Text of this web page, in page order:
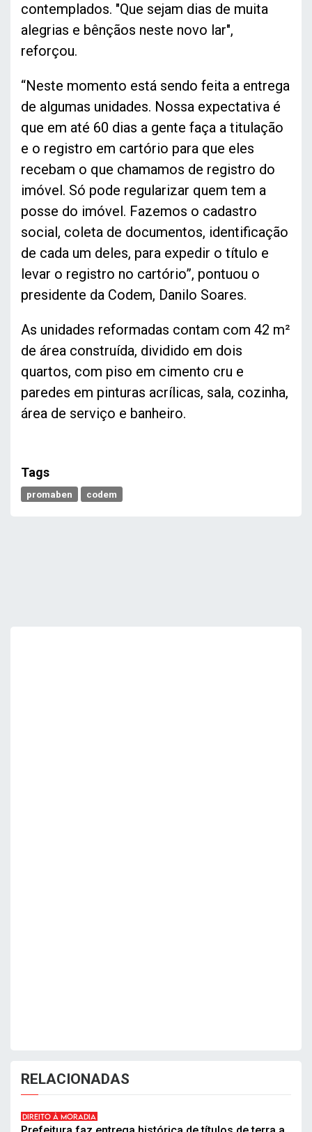
contemplados. "Que sejam dias de muita
alegrias e bênçãos neste novo lar",
reforçou.
“Neste momento está sendo feita a entrega
de algumas unidades. Nossa expectativa é
que em até 60 dias a gente faça a titulação
e o registro em cartório para que eles
recebam o que chamamos de registro do
imóvel. Só pode regularizar quem tem a
posse do imóvel. Fazemos o cadastro
social, coleta de documentos, identificação
de cada um deles, para expedir o título e
levar o registro no cartório”, pontuou o
presidente da Codem, Danilo Soares.
As unidades reformadas contam com 42 m²
de área construída, dividido em dois
quartos, com piso em cimento cru e
paredes em pinturas acrílicas, sala, cozinha,
área de serviço e banheiro.
Tags
promaben codem
RELACIONADAS
DIREITO À MORADIA